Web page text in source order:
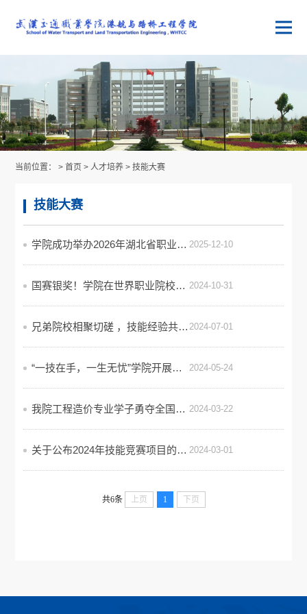
当前位置： >首页 >人才培养 >技能大赛
技能大赛
2025-12-10
学院成功举办2026年湖北省职业院校技能大赛选拔赛
2024-10-31
国赛银奖！学院在世界职业院校技能大赛“建筑信息模型建模与应用（BIM）”赛项中创佳绩
2024-07-01
兄弟院校相聚切磋 ，技能经验共同交流
2024-05-24
“一技在手，一生无忧”学院开展第十九届技能节师生竞赛项目活动
2024-03-22
我院工程造价专业学子勇夺全国职业院校技能大赛湖北省选拔赛建筑信息模型建模与应用赛项第一
2024-03-01
关于公布2024年技能竞赛项目的通知
共6条 上页 1 下页